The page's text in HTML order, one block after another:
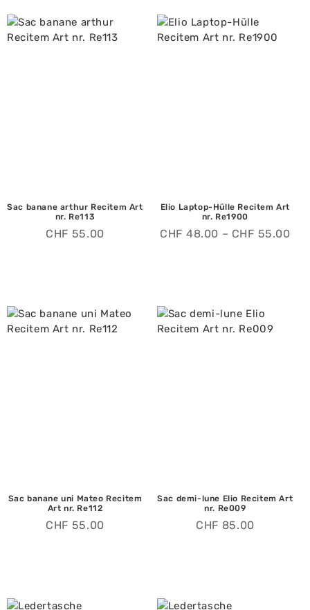
Sac banane arthur Recitem Art
nr. Re113
CHF 55.00
Elio Laptop-Hülle Recitem Art
nr. Re1900
CHF 48.00 – CHF 55.00
Sac banane uni Mateo Recitem
Art nr. Re112
CHF 55.00
Sac demi-lune Elio Recitem Art
nr. Re009
CHF 85.00